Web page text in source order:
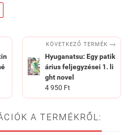
KÖVETKEZŐ TERMÉK 
Hyuganatsu: Egy patik
árius feljegyzései 1. li
ght novel
4 950 Ft
A TERMÉKRŐL: